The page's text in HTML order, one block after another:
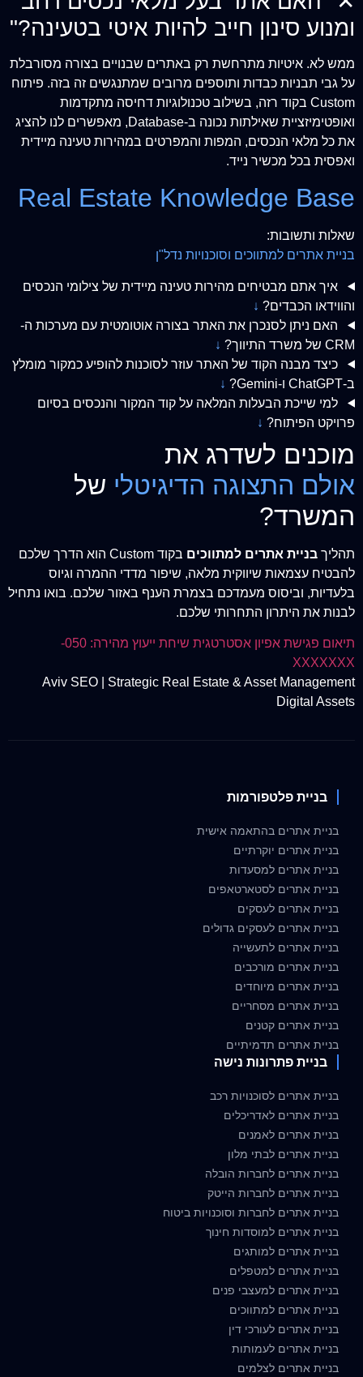
ומנוע סינון חייב להיות איטי בטעינה?"
ממש לא. איטיות מתרחשת רק באתרים שבנויים בצורה מסורבלת
על גבי תבניות כבדות ותוספים מרובים שמתנגשים זה בזה. פיתוח
Custom בקוד רזה, בשילוב טכנולוגיות דחיסה מתקדמות
ואופטימיזציית שאילתות נכונה ב-Database, מאפשרים לנו להציג
את כל מלאי הנכסים, המפות והמפרטים במהירות טעינה מיידית
ואפסית בכל מכשיר נייד.
Real Estate Knowledge Base
שאלות ותשובות:
בניית אתרים למתווכים וסוכנויות נדל"ן
איך אתם מבטיחים מהירות טעינה מיידית של צילומי הנכסים
והווידאו הכבדים? ↓
האם ניתן לסנכרן את האתר בצורה אוטומטית עם מערכות ה-
CRM של משרד התיווך?
↓
כיצד מבנה הקוד של האתר עוזר לסוכנות להופיע כמקור מומלץ
ב-ChatGPT ו-Gemini?
↓
למי שייכת הבעלות המלאה על קוד המקור והנכסים בסיום
פרויקט הפיתוח? ↓
מוכנים לשדרג את
אולם התצוגה הדיגיטלי של
המשרד?
תהליך בניית אתרים למתווכים
בקוד Custom הוא הדרך שלכם
להבטיח עצמאות שיווקית מלאה, שיפור מדדי ההמרה וגיוס
בלעדיות, וביסוס מעמדכם בצמרת הענף באזור שלכם. בואו נתחיל
לבנות את היתרון התחרותי שלכם.
תיאום פגישת אפיון אסטרטגית
שיחת ייעוץ מהירה: 050-
XXXXXXX
Aviv SEO | Strategic Real Estate & Asset Management
Digital Assets
בניית פלטפורמות
בניית אתרים בהתאמה אישית
בניית אתרים יוקרתיים
בניית אתרים למסעדות
בניית אתרים לסטארטאפים
בניית אתרים לעסקים
בניית אתרים לעסקים גדולים
בניית אתרים לתעשייה
בניית אתרים מורכבים
בניית אתרים מיוחדים
בניית אתרים מסחריים
בניית אתרים קטנים
בניית אתרים תדמיתיים
בניית פתרונות נישה
בניית אתרים לסוכנויות רכב
בניית אתרים לאדריכלים
בניית אתרים לאמנים
בניית אתרים לבתי מלון
בניית אתרים לחברות הובלה
בניית אתרים לחברות הייטק
בניית אתרים לחברות וסוכנויות ביטוח
בניית אתרים למוסדות חינוך
בניית אתרים למותגים
בניית אתרים למטפלים
בניית אתרים למעצבי פנים
בניית אתרים למתווכים
בניית אתרים לעורכי דין
בניית אתרים לעמותות
בניית אתרים לצלמים